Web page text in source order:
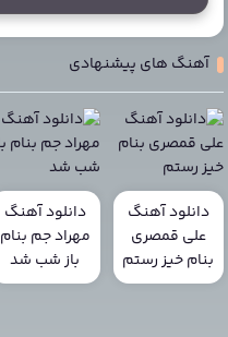
آهنگ های پیشنهادی
دانلود آهنگ
علی قمصری
بنام خیز رستم
دانلود آهنگ
مهراد جم بنام
باز شب شد